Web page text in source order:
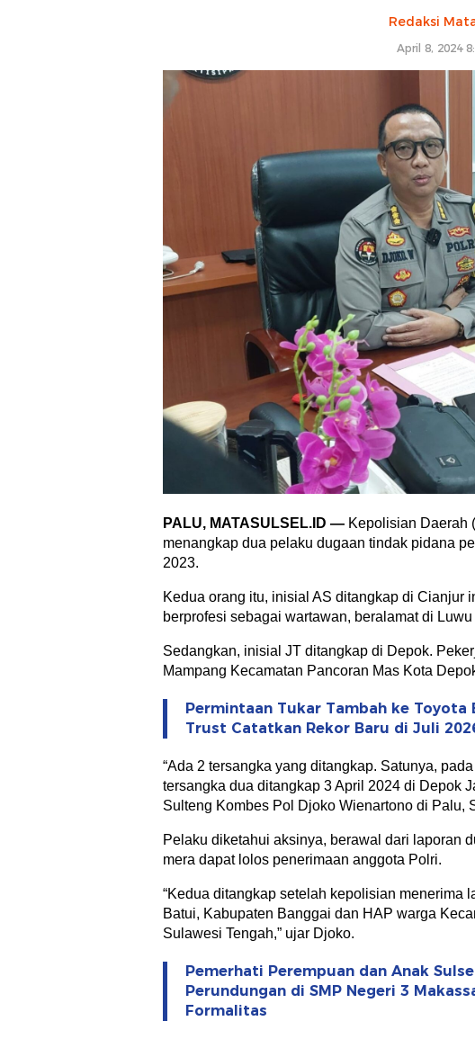
Redaksi
April 8, 2024
PALU, MATASULSEL.ID — Kepolisian Daerah
menangkap dua pelaku dugaan tindak pidana
2023.
Kedua orang itu, inisial AS ditangkap di Cianjur
berprofesi sebagai wartawan, beralamat di
Sedangkan, inisial JT ditangkap di Depok.
Mampang Kecamatan Pancoran Mas Kota
Permintaan Tukar Tambah ke Toyota
Trust Catatkan Rekor Baru di Juli
“Ada 2 tersangka yang ditangkap. Satunya,
tersangka dua ditangkap 3 April 2024 di Depok
Sulteng Kombes Pol Djoko Wienartono di Palu,
Pelaku diketahui aksinya, berawal dari laporan
mera dapat lolos penerimaan anggota Polri.
“Kedua ditangkap setelah kepolisian menerima
Batui, Kabupaten Banggai dan HAP warga
Sulawesi Tengah,” ujar Djoko.
Pemerhati Perempuan dan Anak
Perundungan di SMP Negeri 3
Formalitas